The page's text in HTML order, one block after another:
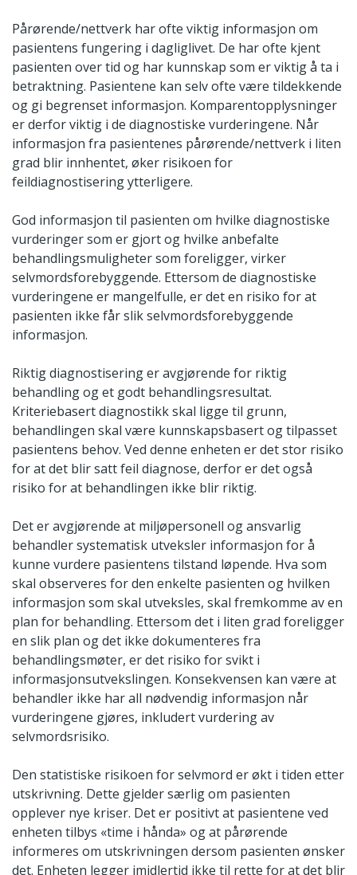
Pårørende/nettverk har ofte viktig informasjon om
pasientens fungering i dagliglivet. De har ofte kjent
pasienten over tid og har kunnskap som er viktig å ta i
betraktning. Pasientene kan selv ofte være tildekkende
og gi begrenset informasjon. Komparentopplysninger
er derfor viktig i de diagnostiske vurderingene. Når
informasjon fra pasientenes pårørende/nettverk i liten
grad blir innhentet, øker risikoen for
feildiagnostisering ytterligere.
God informasjon til pasienten om hvilke diagnostiske
vurderinger som er gjort og hvilke anbefalte
behandlingsmuligheter som foreligger, virker
selvmordsforebyggende. Ettersom de diagnostiske
vurderingene er mangelfulle, er det en risiko for at
pasienten ikke får slik selvmordsforebyggende
informasjon.
Riktig diagnostisering er avgjørende for riktig
behandling og et godt behandlingsresultat.
Kriteriebasert diagnostikk skal ligge til grunn,
behandlingen skal være kunnskapsbasert og tilpasset
pasientens behov. Ved denne enheten er det stor risiko
for at det blir satt feil diagnose, derfor er det også
risiko for at behandlingen ikke blir riktig.
Det er avgjørende at miljøpersonell og ansvarlig
behandler systematisk utveksler informasjon for å
kunne vurdere pasientens tilstand løpende. Hva som
skal observeres for den enkelte pasienten og hvilken
informasjon som skal utveksles, skal fremkomme av en
plan for behandling. Ettersom det i liten grad foreligger
en slik plan og det ikke dokumenteres fra
behandlingsmøter, er det risiko for svikt i
informasjonsutvekslingen. Konsekvensen kan være at
behandler ikke har all nødvendig informasjon når
vurderingene gjøres, inkludert vurdering av
selvmordsrisiko.
Den statistiske risikoen for selvmord er økt i tiden etter
utskrivning. Dette gjelder særlig om pasienten
opplever nye kriser. Det er positivt at pasientene ved
enheten tilbys «time i hånda» og at pårørende
informeres om utskrivningen dersom pasienten ønsker
det. Enheten legger imidlertid ikke til rette for at det blir